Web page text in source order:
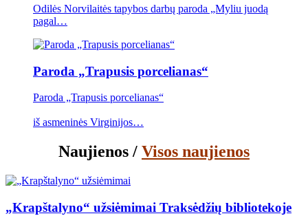
Odilės Norvilaitės tapybos darbų paroda „Myliu juodą
pagal…
Paroda „Trapusis porcelianas“
Paroda „Trapusis porcelianas“
iš asmeninės Virginijos…
Naujienos / Visos naujienos
„Krapštalyno“ užsiėmimai Traksėdžių bibliotekoje